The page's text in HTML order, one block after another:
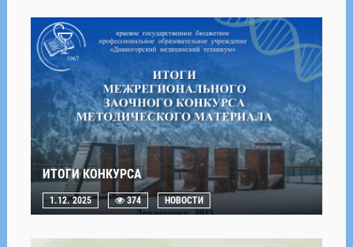
ИТОГИ КОНКУРСА
1.12. 2025 374 НОВОСТИ